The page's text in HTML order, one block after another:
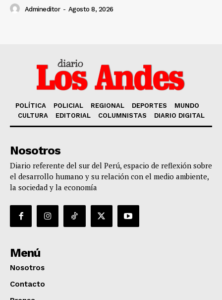
Admineditor - Agosto 8, 2026
POLÍTICA POLICIAL REGIONAL DEPORTES
MUNDO
CULTURA
EDITORIAL COLUMNISTAS DIARIO DIGITAL
Nosotros
Diario referente del sur del Perú, espacio de reflexión sobre
el desarrollo humano y su relación con el medio ambiente,
la sociedad y la economía
Menú
Nosotros
Contacto